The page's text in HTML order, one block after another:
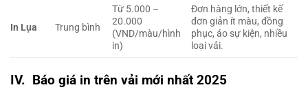
In Lụa Trung bình
Từ 5.000 –
20.000
(VND/màu/hình
in)
Đơn hàng lớn, thiết kế
đơn giản ít màu, đồng
phục, áo sự kiện, nhiều
loại vải.
IV. Báo giá in trên vải mới nhất 2025